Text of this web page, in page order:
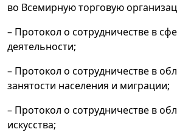
во Всемирную торговую
– Протокол о сотрудничестве в
деятельности;
– Протокол о сотрудничестве в
занятости населения и миграции;
– Протокол о сотрудничестве в
искусства;